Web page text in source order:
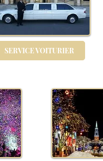
SERVICE VOITURIER